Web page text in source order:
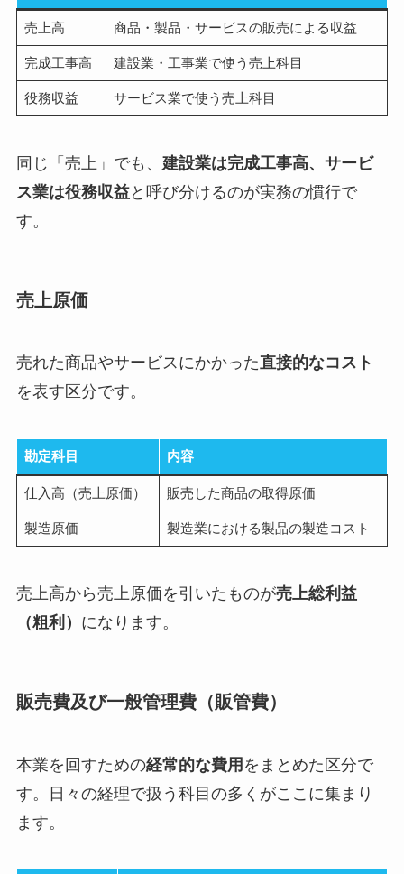
売上高 商品・製品・サービスの販売による収益
完成工事高 建設業・工事業で使う売上科目
役務収益 サービス業で使う売上科目
同じ「売上」でも、 建設業は完成工事高、サービ
ス業は役務収益と呼び分けるのが実務の慣行で
す。
売上原価
売れた商品やサービスにかかった直接的なコスト
を表す区分です。
勘定科目 内容
仕入高（売上原価） 販売した商品の取得原価
製造原価 製造業における製品の製造コスト
売上高から売上原価を引いたものが売上総利益
（粗利） になります。
販売費及び一般管理費（販管費）
本業を回すための経常的な費用 をまとめた区分で
す。日々の経理で扱う科目の多くがここに集まり
ます。